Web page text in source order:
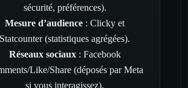
sécurité, préférences).
Mesure d’audience : Clicky et
Statcounter (statistiques agrégées).
Réseaux sociaux: Facebook
Like/Share (déposés par Meta
si vous interagissez).